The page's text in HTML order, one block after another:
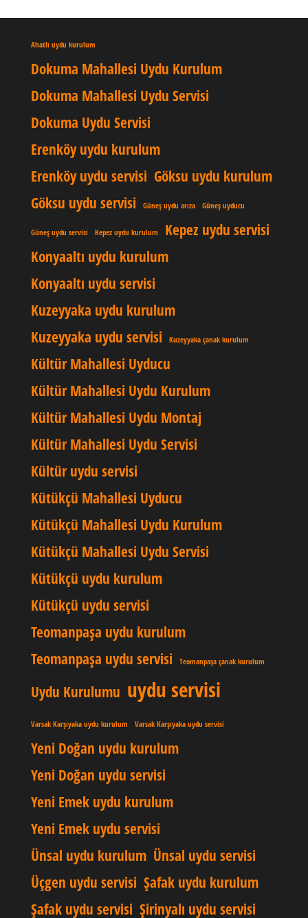
Ahatlı uydu kurulum
Dokuma Mahallesi Uydu Kurulum
Dokuma Mahallesi Uydu Servisi
Dokuma Uydu Servisi
Erenköy uydu kurulum
Erenköy uydu servisi Göksu uydu kurulum
Göksu uydu servisi
Güneş uydu arıza Güneş uyducu
Güneş uydu servisi Kepez uydu kurulum
Kepez uydu servisi
Konyaaltı uydu kurulum
Konyaaltı uydu servisi
Kuzeyyaka uydu kurulum
Kuzeyyaka uydu servisi
Kuzeyyaka çanak kurulum
Kültür Mahallesi Uyducu
Kültür Mahallesi Uydu Kurulum
Kültür Mahallesi Uydu Montaj
Kültür Mahallesi Uydu Servisi
Kültür uydu servisi
Kütükçü Mahallesi Uyducu
Kütükçü Mahallesi Uydu Kurulum
Kütükçü Mahallesi Uydu Servisi
Kütükçü uydu kurulum
Kütükçü uydu servisi
Teomanpaşa uydu kurulum
Teomanpaşa uydu servisi
Teomanpaşa çanak kurulum
Uydu Kurulumu uydu servisi
Varsak Karşıyaka uydu kurulum Varsak Karşıyaka uydu servisi
Yeni Doğan uydu kurulum
Yeni Doğan uydu servisi
Yeni Emek uydu kurulum
Yeni Emek uydu servisi
Ünsal uydu kurulum Ünsal uydu servisi
Üçgen uydu servisi Şafak uydu kurulum
Şafak uydu servisi Şirinyalı uydu servisi